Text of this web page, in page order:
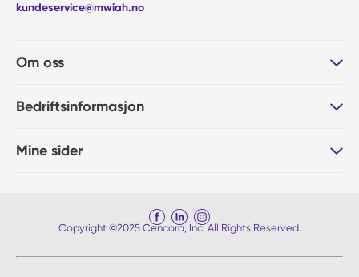
kundeservice@mwiah.no
Om oss
Bedriftsinformasjon
Mine sider
Copyright ©2025 Cencora, Inc. All Rights Reserved.